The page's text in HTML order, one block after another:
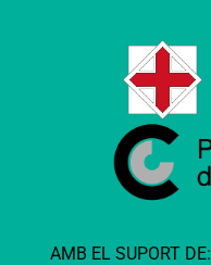
AMB EL SUPORT DE: